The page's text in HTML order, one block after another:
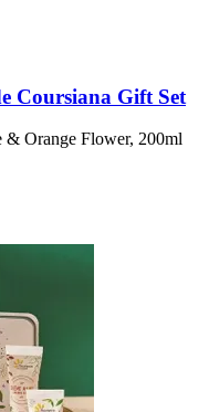
Coursiana Gift Set
& Orange Flower, 200ml